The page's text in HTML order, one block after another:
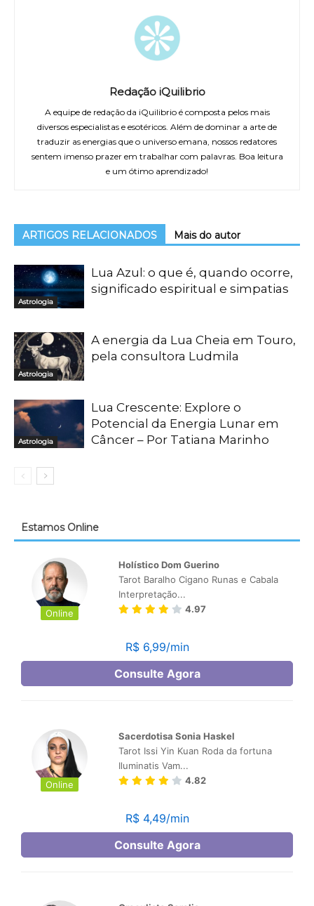
Redação iQuilibrio
A equipe de redação da iQuilibrio é composta pelos mais
diversos especialistas e esotéricos. Além de dominar a arte de
traduzir as energias que o universo emana, nossos redatores
sentem imenso prazer em trabalhar com palavras. Boa leitura
e um ótimo aprendizado!
ARTIGOS RELACIONADOS Mais do autor
Astrologia
Lua Azul: o que é, quando ocorre,
significado espiritual e simpatias
Astrologia
A energia da Lua Cheia em Touro,
pela consultora Ludmila
Astrologia
Lua Crescente: Explore o
Potencial da Energia Lunar em
Câncer – Por Tatiana Marinho
Estamos Online